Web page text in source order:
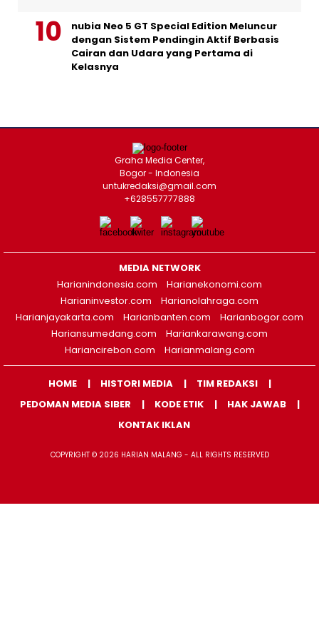
nubia Neo 5 GT Special Edition Meluncur
dengan Sistem Pendingin Aktif Berbasis
Cairan dan Udara yang Pertama di
Kelasnya
Graha Media Center,
Bogor - Indonesia
untukredaksi@gmail.com
+628557777888
MEDIA NETWORK
Harianindonesia.com
Harianekonomi.com
Harianinvestor.com
Harianolahraga.com
Harianjayakarta.com
Harianbanten.com
Harianbogor.com
Hariansumedang.com
Hariankarawang.com
Hariancirebon.com
Harianmalang.com
HOME HISTORI MEDIA
TIM REDAKSI
PEDOMAN MEDIA SIBER
KODE ETIK
HAK JAWAB
KONTAK IKLAN
COPYRIGHT © 2026 HARIAN MALANG - ALL RIGHTS RESERVED